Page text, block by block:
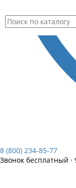
8 (800) 234-85-77
Звонок бесплатный ·